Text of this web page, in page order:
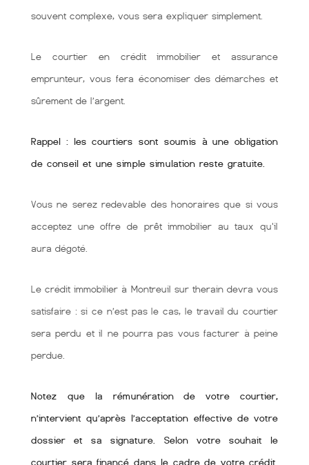
souvent complexe, vous sera expliquer simplement.
Le courtier en crédit immobilier et assurance
emprunteur, vous fera économiser des démarches et
sûrement de l’argent.
Rappel : les courtiers sont soumis à une obligation
de conseil et une simple simulation reste gratuite.
Vous ne serez redevable des honoraires que si vous
acceptez une offre de prêt immobilier au taux qu'il
aura dégoté.
Le crédit immobilier à Montreuil sur therain devra vous
satisfaire : si ce n’est pas le cas, le travail du courtier
sera perdu et il ne pourra pas vous facturer à peine
perdue.
Notez que la rémunération de votre courtier,
n’intervient qu’après l’acceptation effective de votre
dossier et sa signature. Selon votre souhait le
courtier sera financé dans le cadre de votre crédit.